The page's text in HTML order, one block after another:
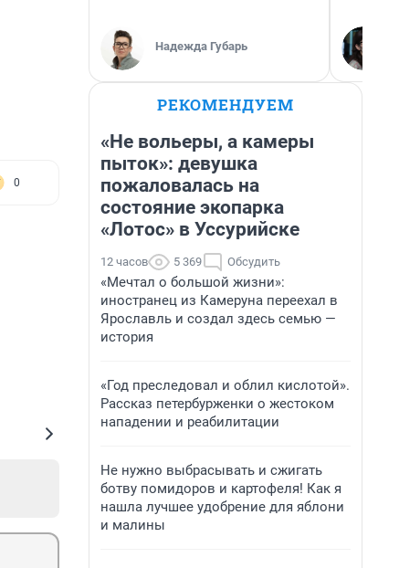
0
Надежда Губарь
РЕКОМЕНДУЕМ
«Не вольеры, а камеры
пыток»: девушка
пожаловалась на
состояние экопарка
«Лотос» в Уссурийске
12 часов 5 369 Обсудить
«Мечтал о большой жизни»:
иностранец из Камеруна переехал в
Ярославль и создал здесь семью —
история
«Год преследовал и облил кислотой».
Рассказ петербурженки о жестоком
нападении и реабилитации
Не нужно выбрасывать и сжигать
ботву помидоров и картофеля! Как я
нашла лучшее удобрение для яблони
и малины